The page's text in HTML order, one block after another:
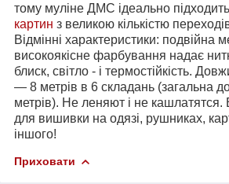
тому муліне ДМС ідеально
картин з великою кількістю
Відмінні характеристики: подвійна
високоякісне фарбування надає
блиск, світло - і термостійкість.
― 8 метрів в 6 складань (загальна
метрів). Не леняют і не кашлатятся.
для вишивки на одязі, рушниках,
іншого!
Приховати